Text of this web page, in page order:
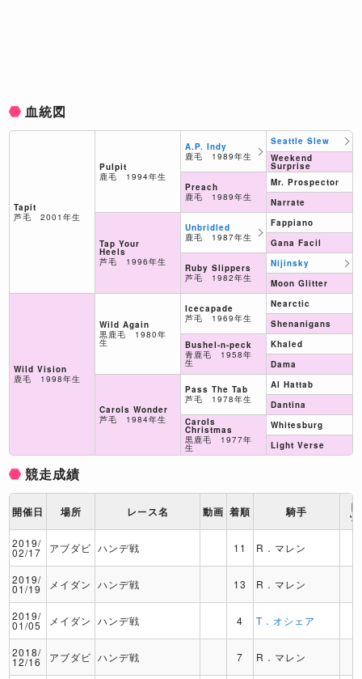
血統図
Tapit
芦毛 2001年生
Wild Vision
鹿毛 1998年生
Pulpit
鹿毛 1994年生
Tap Your
Heels
芦毛 1996年生
Wild Again
黒鹿毛 1980年
生
Carols Wonder
芦毛 1984年生
A.P. Indy
鹿毛 1989年生
Preach
鹿毛 1989年生
Unbridled
鹿毛 1987年生
Ruby Slippers
芦毛 1982年生
Icecapade
芦毛 1969年生
Bushel-n-peck
青鹿毛 1958年
生
Pass The Tab
芦毛 1978年生
Carols
Christmas
黒鹿毛 1977年
生
Seattle Slew
Weekend
Surprise
Mr. Prospector
Narrate
Fappiano
Gana Facil
Nijinsky
Moon Glitter
Nearctic
Shenanigans
Khaled
Dama
Al Hattab
Dantina
Whitesburg
Light Verse
競走成績
開催日 場所 レース名 動画 着順 騎手 ッ
2019/
02/17 アブダビ ハンデ戦 11 R．マレン
2019/
01/19 メイダン ハンデ戦 13 R．マレン
2019/
01/05 メイダン ハンデ戦 4 T．オシェア
2018/
12/16 アブダビ ハンデ戦 7 R．マレン